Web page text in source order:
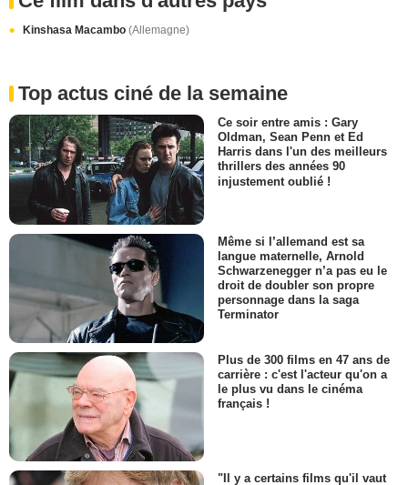
Kinshasa Macambo (Allemagne)
Top actus ciné de la semaine
Ce soir entre amis : Gary
Oldman, Sean Penn et Ed
Harris dans l'un des meilleurs
thrillers des années 90
injustement oublié !
Même si l’allemand est sa
langue maternelle, Arnold
Schwarzenegger n’a pas eu le
droit de doubler son propre
personnage dans la saga
Terminator
Plus de 300 films en 47 ans de
carrière : c'est l'acteur qu'on a
le plus vu dans le cinéma
français !
"Il y a certains films qu'il vaut